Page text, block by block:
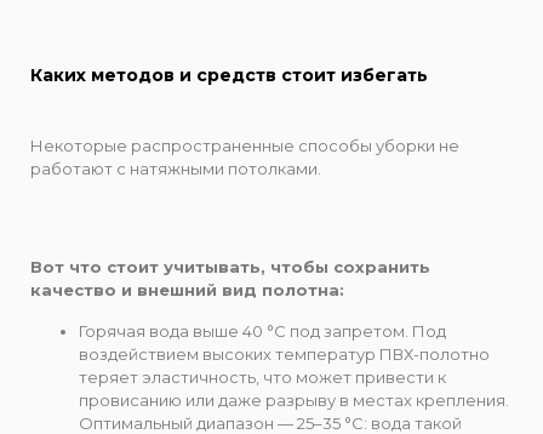
Каких методов и средств стоит избегать
Некоторые распространенные способы уборки не
работают с натяжными потолками.
Вот что стоит учитывать, чтобы сохранить
качество и внешний вид полотна:
Горячая вода выше 40 °C под запретом. Под
воздействием высоких температур ПВХ-полотно
теряет эластичность, что может привести к
провисанию или даже разрыву в местах крепления.
Оптимальный диапазон — 25–35 °C: вода такой